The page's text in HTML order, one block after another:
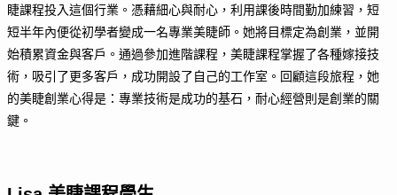
睫課程投入這個行業。憑藉細心與耐心，利用課後時間勤加練習，短
短半年內便從初學者變成一名專業美睫師。她將目標定為創業，並開
始積累資金與客戶。通過參加進階課程，美睫課程掌握了各種嫁接技
術，吸引了更多客戶，成功開設了自己的工作室。回顧這段旅程，她
的美睫創業心得是：專業技術是成功的基石，耐心經營則是創業的關
鍵。